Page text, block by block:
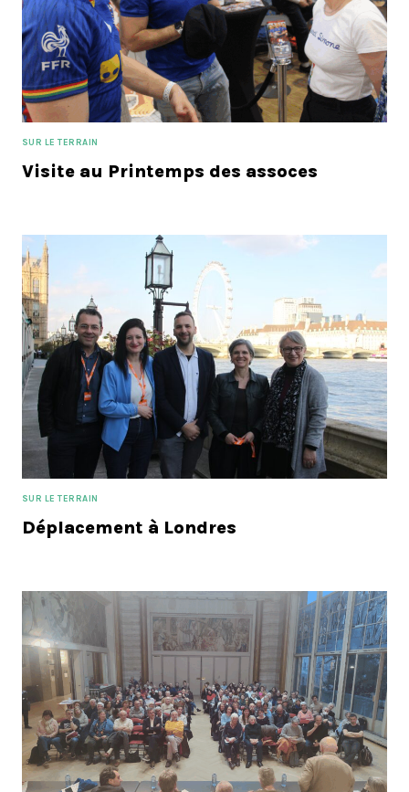
SUR LE TERRAIN
Visite au Printemps des assoces
SUR LE TERRAIN
Déplacement à Londres